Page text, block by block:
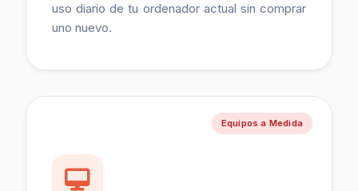
uso diario de tu ordenador actual sin comprar
uno nuevo.
Equipos a Medida